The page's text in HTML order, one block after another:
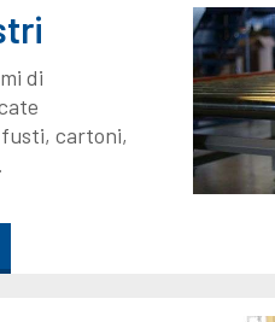
di
cartoni,